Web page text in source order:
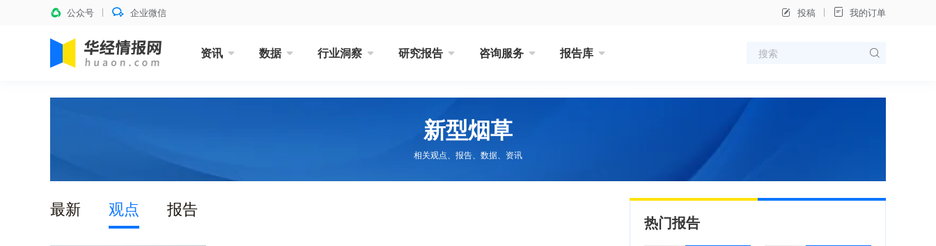
公众号 企业微信 投稿 我的订单
资讯 数据 行业洞察 研究报告 咨询服务 报告库
新型烟草
相关观点、报告、数据、资讯
最新 观点 报告
热门报告